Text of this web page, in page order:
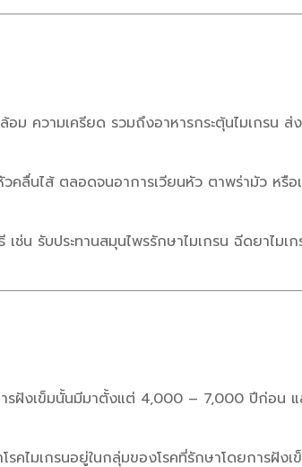
ความเครียด รวมถึงอาหารกระตุ้นไมเกรน ส่
นไส้ ตลอดจนอาการเวียนหัว ตาพร่ามัว หรือ
ช่น รับประทานสมุนไพรรักษาไมเกรน ฉีดยาไมเ
ฝังเข็มนั้นมีมาตั้งแต่ 4,000 – 7,000 ปีก่อน แ
ไมเกรนอยู่ในกลุ่มของโรคที่รักษาโดยการฝังเ